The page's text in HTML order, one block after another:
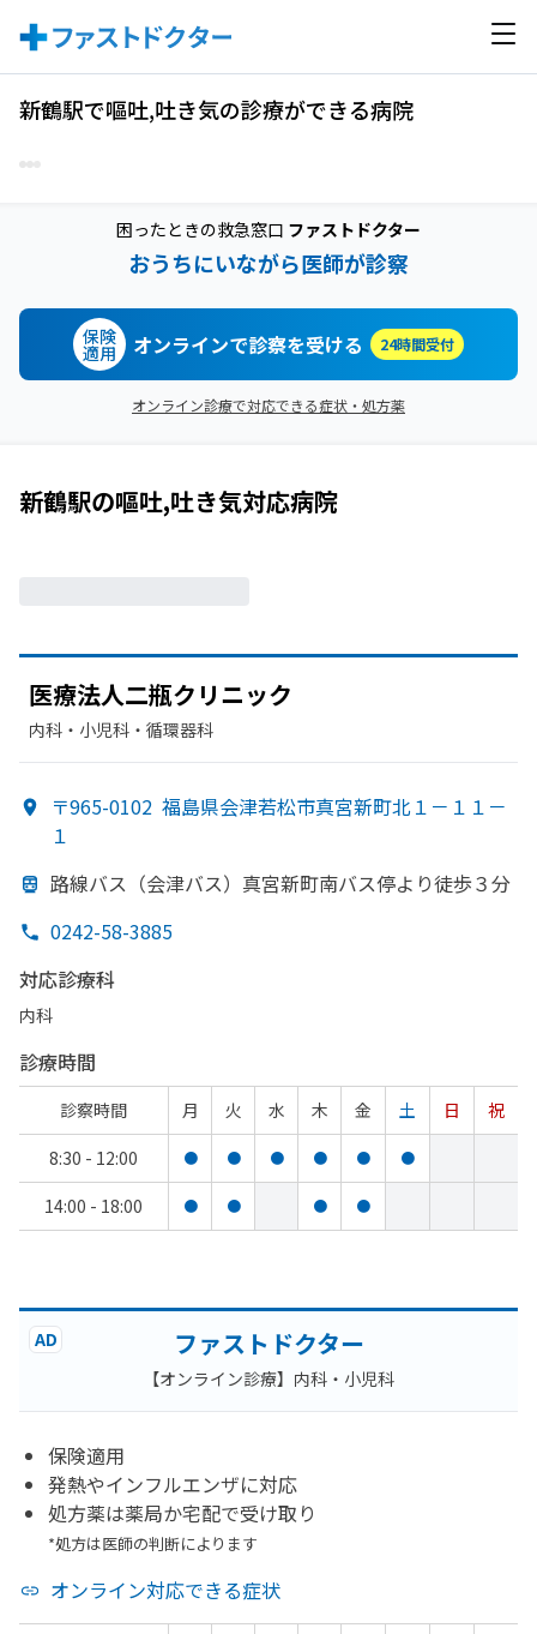
新鶴駅で嘔吐,吐き気の診療ができる病院
困ったときの救急窓口 ファストドクター
おうちにいながら医師が診察
保険
適用 オンラインで診察を受ける 24時間受付
オンライン診療で対応できる症状・処方薬
新鶴駅の嘔吐,吐き気対応病院
医療法人二瓶クリニック
内科・​小児科・​循環器科
〒965-0102 福島県会津若松市真宮新町北１－１１－
１
路線バス （会津バス） 真宮新町南バス停より徒歩３分
0242-58-3885
対応診療科
内科
診療時間
診察時間 月 火 水 木 金 土 日
祝
8:30 - 12:00
● ● ● ● ● ●
14:00 - 18:00 ● ● ● ●
AD ファストドクター
【オンライン診療】内科・小児科
保険適用
発熱やインフルエンザに対応
処方薬は薬局か宅配で受け取り
*処方は医師の判断によります
オンライン対応できる症状